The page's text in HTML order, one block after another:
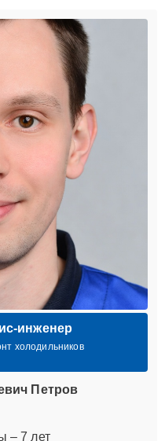
инженер
холодильников
Петров
– 7 лет